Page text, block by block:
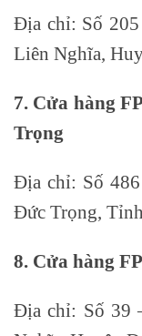
Địa chỉ: Số
Liên Nghĩa,
7. Cửa hàng
Trọng
Địa chỉ: Số
Đức Trọng,
8. Cửa hàng
Địa chỉ: Số 39